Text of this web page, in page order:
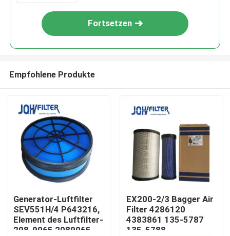
Fortsetzen
Empfohlene Produkte
Generator-Luftfilter
SEV551H/4 P643216,
Element des Luftfilter-
208-9065 2089065
EX200-2/3 Bagger Air
Filter 4286120
4383861 135-5787
135-5788